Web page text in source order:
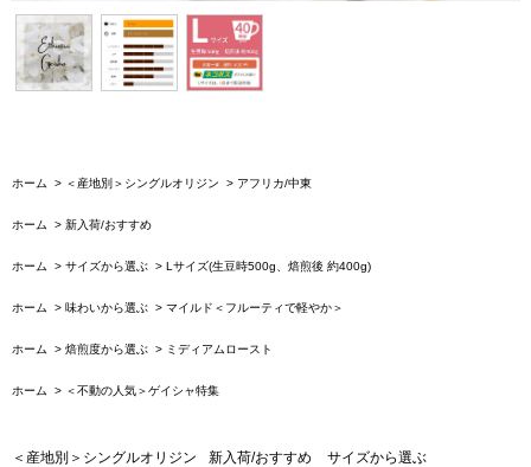
ホーム > ＜産地別＞シングルオリジン > アフリカ/中東
ホーム > 新入荷/おすすめ
ホーム > サイズから選ぶ > Lサイズ(生豆時500g、焙煎後 約400g)
ホーム > 味わいから選ぶ > マイルド＜フルーティで軽やか＞
ホーム > 焙煎度から選ぶ > ミディアムロースト
ホーム > ＜不動の人気＞ゲイシャ特集
＜産地別＞シングルオリジン 新入荷/おすすめ
サイズから選ぶ